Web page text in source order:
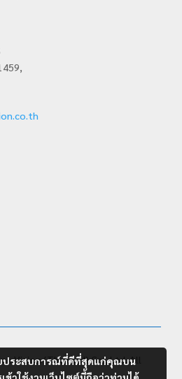
Vision (Thailand) Co., Ltd. All
ประสบการณ์ที่ดีที่สุดแก่คุณบน